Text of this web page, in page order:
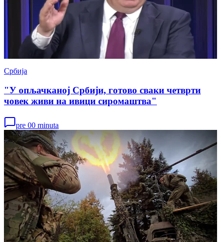
Србија
"У опљачканој Србији, готово сваки четврти
човек живи на ивици сиромаштва"
pre 00 minuta